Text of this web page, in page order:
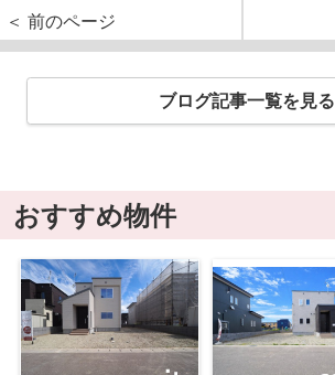
＜ 前のページ
ブログ記事一覧を見る
おすすめ物件